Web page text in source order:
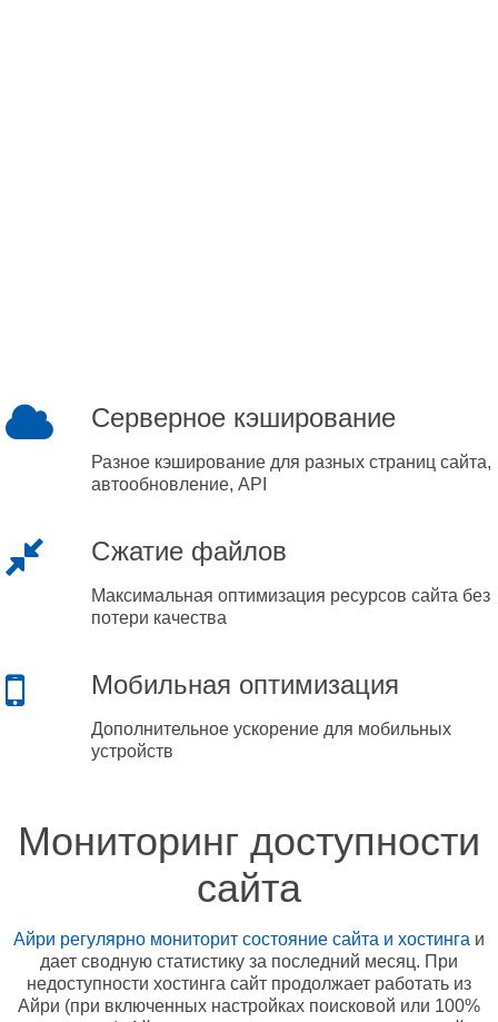
Серверное кэширование
Разное кэширование для разных страниц сайта,
автообновление, API
Сжатие файлов
Максимальная оптимизация ресурсов сайта без
потери качества
Мобильная оптимизация
Дополнительное ускорение для мобильных
устройств
Мониторинг доступности
сайта
Айри регулярно мониторит состояние сайта и хостинга и
дает сводную статистику за последний месяц. При
недоступности хостинга сайт продолжает работать из
Айри (при включенных настройках поисковой или 100%